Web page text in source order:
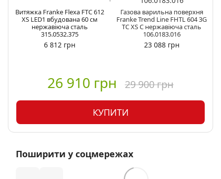
Витяжка Franke Flexa FTC 612
XS LED1 вбудована 60 см
нержавіюча сталь
315.0532.375
6 812 грн
Газова варильна поверхня
Franke Trend Line FHTL 604 3G
TC XS C нержавіюча сталь
106.0183.016
23 088 грн
26 910 грн 29 900 грн
КУПИТИ
Поширити у соцмережах